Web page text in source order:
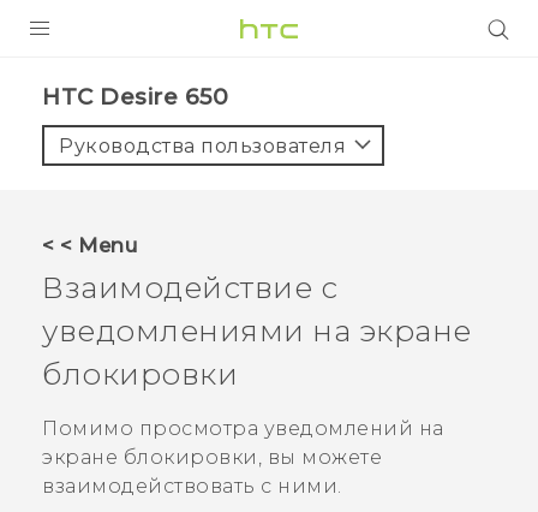
5G
VIVERSE
ПОДДЕРЖКА
HTC Desire 650‎
Руководства пользователя
< < Menu
Взаимодействие с
уведомлениями на экране
блокировки
Помимо просмотра уведомлений на
экране блокировки, вы можете
взаимодействовать с ними.